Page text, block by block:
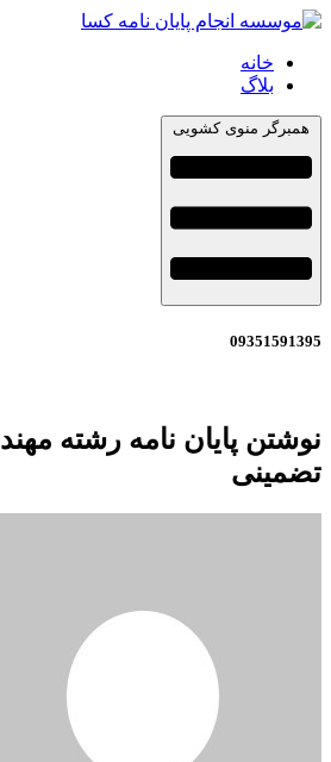
خانه
بلاگ
همبرگر منوی کشویی
09351591395
نوشتن پایان نامه رشته
تضمینی